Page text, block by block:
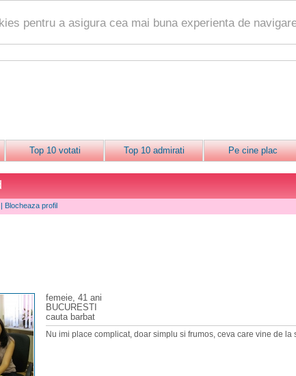
pentru a asigura cea mai buna experienta de
Top 10 votati Top 10 admirati Pe cine plac
| Blocheaza profil
femeie, 41 ani
BUCURESTI
cauta barbat
Nu imi place complicat, doar simplu si frumos, ceva care vine de la